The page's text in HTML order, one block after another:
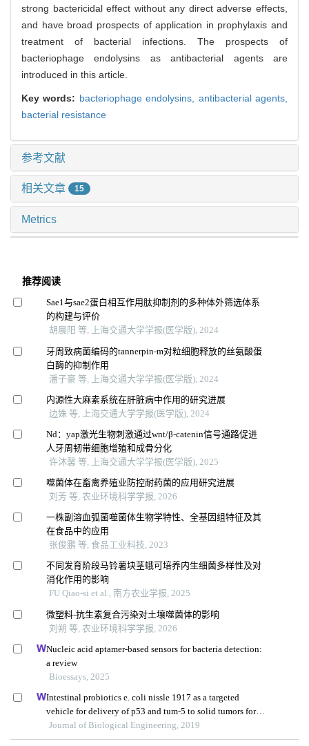
strong bactericidal effect without any direct adverse effects,
and have broad prospects of application in prophylaxis and
treatment of bacterial infections. The prospects of
bacteriophage endolysins as antibacterial agents are
introduced in this article.
Key words: bacteriophage endolysins, antibacterial agents,
bacterial resistance
参考文献
相关文章 15
Metrics
推荐阅读
Sae1与sae2蛋白相互作用肽抑制剂的多种体外筛选体系
的构建与评价
胡晨阳 等, 上海交通大学学报(医学版), 2024
牙周致病菌编码的tannerpin-m对粒细胞释放的丝氨酸蛋
白酶的抑制作用
潘子豪 等, 上海交通大学学报(医学版), 2024
内源性大麻素系统在肝脏病中作用的研究进展
边姝 等, 上海交通大学学报(医学版), 2024
Nd：yap激光生物刺激通过wnt/β-catenin信号通路促进
人牙周韧带细胞增殖和成骨分化
许沐馨 等, 上海交通大学学报(医学版), 2025
噬菌体在畜禽养殖业防控耐药菌的应用研究进展
刘芳 等, 农业环境科学学报, 2026
一株副溶血弧菌噬菌体生物学特性、全基因组特征及其
在食品中的应用
张俊鹏 等, 食品工业科技, 2023
不同发育阶段马铃薯块茎蛾可培养内生细菌多样性及对
消化作用的影响
FU Qiao-si et al., 南方农业学报, 2025
微塑料-抗生素复合污染对土壤噬菌体的影响
刘朔 等, 农业环境科学学报, 2026
Nucleic acid aptamer-based sensors for bacteria detection:
a review
Bioessays, 2025
Intestinal probiotics e. coli nissle 1917 as a targeted
vehicle for delivery of p53 and tum-5 to solid tumors for
cancer therapy
Journal of Biological Engineering, 2019